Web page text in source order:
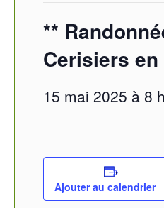
**
Cerisiers
15 mai 2025 à 8
Ajouter au calendrier